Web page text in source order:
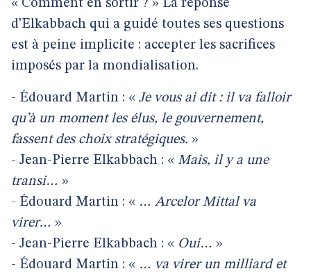
« Comment en sortir ? » La réponse
d’Elkabbach qui a guidé toutes ses questions
est à peine implicite : accepter les sacrifices
imposés par la mondialisation.
- Édouard Martin : « Je vous ai dit : il va falloir
qu’à un moment les élus, le gouvernement,
fassent des choix stratégiques. »
- Jean-Pierre Elkabbach : « Mais, il y a une
transi… »
- Édouard Martin : « … Arcelor Mittal va
virer… »
- Jean-Pierre Elkabbach : « Oui… »
- Édouard Martin : « … va virer un milliard et